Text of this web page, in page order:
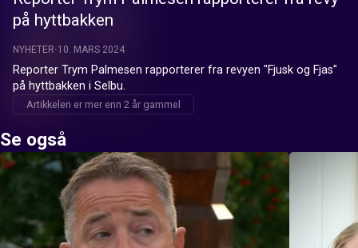
på hyttbakken
NYHETER 10. MARS 2024
Reporter Trym Palmesen rapporterer fra revyen "Fjusk og Fjas"
på hyttbakken i Selbu.
Artikkelen er mer enn 2 år gammel
Se også